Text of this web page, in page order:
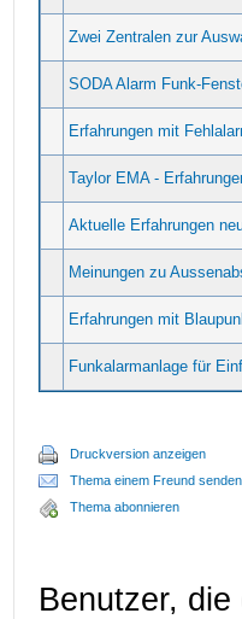
Zwei Zentralen zur
SODA Alarm Funk-
Erfahrungen mit
Taylor EMA -
Aktuelle Erfahrungen
Meinungen zu
Erfahrungen mit
Funkalarmanlage für
Druckversion anzeigen
Thema einem Freund senden
Thema abonnieren
Benutzer,